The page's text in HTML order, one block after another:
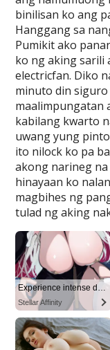
binilisan ko ang
Hanggang sa
Pumikit ako
ko ng aking sarili
electricfan. Diko
minuto din
maalimpungatan
kabilang kwarto
uwang yung
ito nilock ko pa
akong narineg
hinayaan ko
magbihes ng
tulad ng aking